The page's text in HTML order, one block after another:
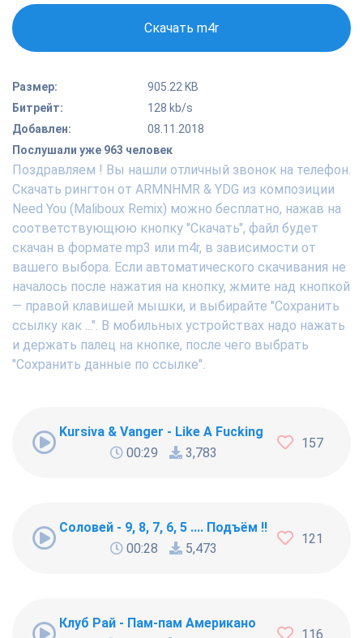
Скачать m4r
Размер:
905.22 KB
Битрейт:
128 kb/s
Добавлен:
08.11.2018
Послушали уже 963 человек
Поздравляем ! Вы нашли отличный звонок на телефон.
Скачать рингтон от ARMNHMR & YDG из композиции
Need You (Maliboux Remix) можно бесплатно, нажав на
соответствующюю кнопку "Скачать", файл будет
скачан в формате mp3 или m4r, в зависимости от
вашего выбора. Если автоматического скачивания не
началось после нажатия на кнопку, жмите над кнопкой
— правой клавишей мышки, и выбирайте "Сохранить
ссылку как ...". В мобильных устройствах надо нажать
и держать палец на кнопке, после чего выбрать
"Сохранить данные по ссылке".
Kursiva & Vanger - Like A Fucking Newbie
00:29
3,783
157
Соловей - 9, 8, 7, 6, 5 .... Подъём !!!
00:28
5,473
121
Клуб Рай - Пам-пам Американо
116